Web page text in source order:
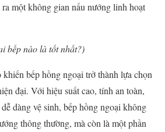
một không gian nấu nướng linh hoạt
bếp nào là tốt nhất?)
bếp hồng ngoại trở thành lựa chọn
đại. Với hiệu suất cao, tính an toàn,
dàng vệ sinh, bếp hồng ngoại không
thông thường, mà còn là một phần